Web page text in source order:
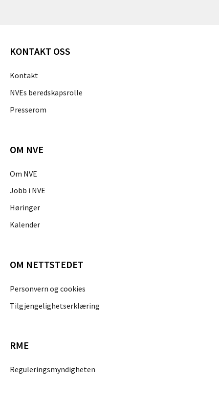
KONTAKT OSS
Kontakt
NVEs beredskapsrolle
Presserom
OM NVE
Om NVE
Jobb i NVE
Høringer
Kalender
OM NETTSTEDET
Personvern og cookies
Tilgjengelighetserklæring
RME
Reguleringsmyndigheten